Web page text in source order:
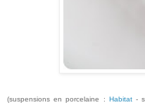
(suspensions en porcelaine : Habitat-